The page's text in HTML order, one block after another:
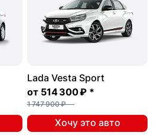
Lada Vesta Sport
от 514 300 ₽ *
1 747 900 ₽
Хочу это авто